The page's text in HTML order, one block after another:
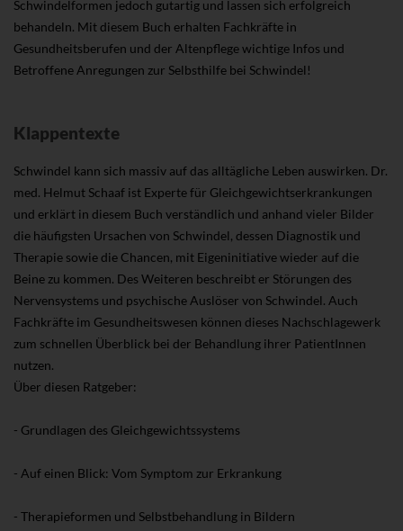
Schwindelformen jedoch gutartig und lassen sich erfolgreich
behandeln. Mit diesem Buch erhalten Fachkräfte in
Gesundheitsberufen und der Altenpflege wichtige Infos und
Betroffene Anregungen zur Selbsthilfe bei Schwindel!
Klappentexte
Schwindel kann sich massiv auf das alltägliche Leben auswirken. Dr.
med. Helmut Schaaf ist Experte für Gleichgewichtserkrankungen
und erklärt in diesem Buch verständlich und anhand vieler Bilder
die häufigsten Ursachen von Schwindel, dessen Diagnostik und
Therapie sowie die Chancen, mit Eigeninitiative wieder auf die
Beine zu kommen. Des Weiteren beschreibt er Störungen des
Nervensystems und psychische Auslöser von Schwindel. Auch
Fachkräfte im Gesundheitswesen können dieses Nachschlagewerk
zum schnellen Überblick bei der Behandlung ihrer PatientInnen
nutzen.
Über diesen Ratgeber:
- Grundlagen des Gleichgewichtssystems
- Auf einen Blick: Vom Symptom zur Erkrankung
- Therapieformen und Selbstbehandlung in Bildern